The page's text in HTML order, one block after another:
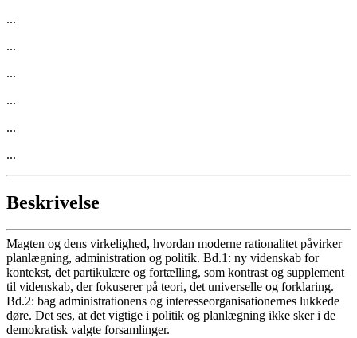
...
...
...
...
...
...
Beskrivelse
Magten og dens virkelighed, hvordan moderne rationalitet påvirker
planlægning, administration og politik. Bd.1: ny videnskab for
kontekst, det partikulære og fortælling, som kontrast og supplement
til videnskab, der fokuserer på teori, det universelle og forklaring.
Bd.2: bag administrationens og interesseorganisationernes lukkede
døre. Det ses, at det vigtige i politik og planlægning ikke sker i de
demokratisk valgte forsamlinger.